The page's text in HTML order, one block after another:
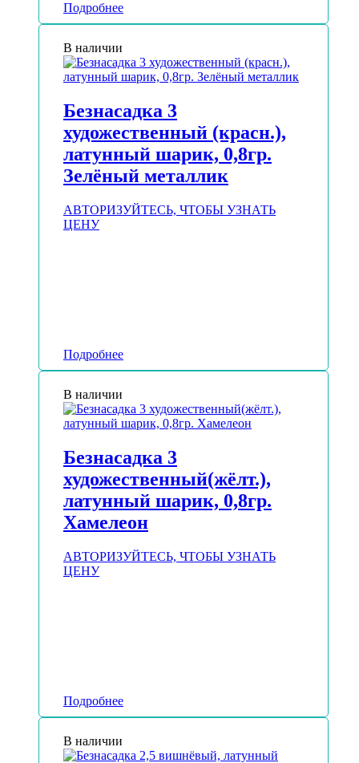
Подробнее
В наличии
Безнасадка 3
художественный (красн.),
латунный шарик, 0,8гр.
Зелёный металлик
АВТОРИЗУЙТЕСЬ, ЧТОБЫ УЗНАТЬ
ЦЕНУ
Подробнее
В наличии
Безнасадка 3
художественный(жёлт.),
латунный шарик, 0,8гр.
Хамелеон
АВТОРИЗУЙТЕСЬ, ЧТОБЫ УЗНАТЬ
ЦЕНУ
Подробнее
В наличии